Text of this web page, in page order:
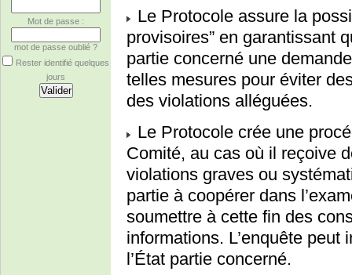
Mot de passe :
mot de passe oublié ?
Rester identifié quelques
jours
Le Protocole assure la
provisoires” en garantissant
partie concerné une
telles mesures pour éviter
des violations alléguées.
Le Protocole crée une
Comité, au cas où il reçoive
violations graves ou
partie à coopérer dans
soumettre à cette fin des
informations. L’enquête
l’État partie concerné.